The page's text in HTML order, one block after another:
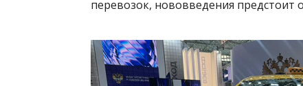
перевозок, нововведения предстоит